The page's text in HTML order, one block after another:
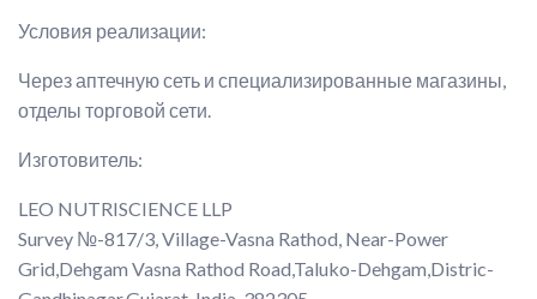
Условия реализации:
Через аптечную сеть и специализированные магазины,
отделы торговой сети.
Изготовитель:
LEO NUTRISCIENCE LLP
Survey №-817/3, Village-Vasna Rathod, Near-Power
Grid,Dehgam Vasna Rathod Road,Taluko-Dehgam,Distric-